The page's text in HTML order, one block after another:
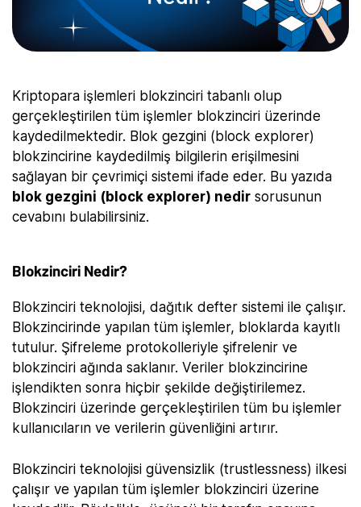
Kriptopara işlemleri blokzinciri tabanlı olup
gerçekleştirilen tüm işlemler blokzinciri üzerinde
kaydedilmektedir. Blok gezgini (block explorer)
blokzincirine kaydedilmiş bilgilerin erişilmesini
sağlayan bir çevrimiçi sistemi ifade eder. Bu yazıda
blok gezgini (block explorer) nedir sorusunun
cevabını bulabilirsiniz.
Blokzinciri Nedir?
Blokzinciri teknolojisi, dağıtık defter sistemi ile çalışır.
Blokzincirinde yapılan tüm işlemler, bloklarda kayıtlı
tutulur. Şifreleme protokolleriyle şifrelenir ve
blokzinciri ağında saklanır. Veriler blokzincirine
işlendikten sonra hiçbir şekilde değiştirilemez.
Blokzinciri üzerinde gerçekleştirilen tüm bu işlemler
kullanıcıların ve verilerin güvenliğini artırır.
Blokzinciri teknolojisi güvensizlik (trustlessness) ilkesi
çalışır ve yapılan tüm işlemler blokzinciri üzerine